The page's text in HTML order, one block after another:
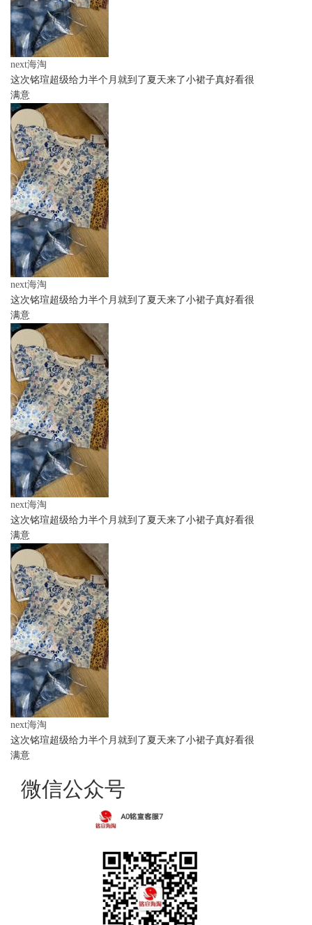
next海淘
这次铭瑄超级给力半个月就到了夏天来了小裙子真好看很
满意
next海淘
这次铭瑄超级给力半个月就到了夏天来了小裙子真好看很
满意
next海淘
这次铭瑄超级给力半个月就到了夏天来了小裙子真好看很
满意
next海淘
这次铭瑄超级给力半个月就到了夏天来了小裙子真好看很
满意
微信公众号